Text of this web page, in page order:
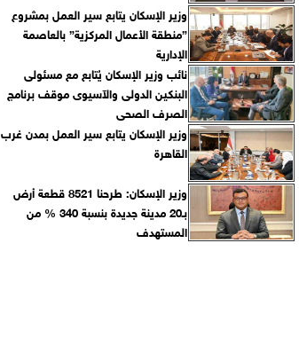
وزير الإسكان يتابع سير العمل بمشروع
”منطقة الأعمال المركزية” بالعاصمة
الإدارية
نائب وزير الإسكان يُتابع مع مسئولى
البنكين الدولى والآسيوى موقف برنامج
الصرف الصحى
وزير الإسكان يتابع سير العمل بمدن غرب
القاهرة
وزير الإسكان: طرحنا 8521 قطعة أرض
بـ20 مدينة جديدة بنسبة 340 % من
المستهدف